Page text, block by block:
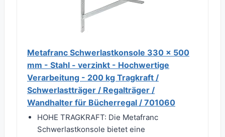
Metafranc Schwerlastkonsole 330 x 500
mm - Stahl - verzinkt - Hochwertige
Verarbeitung - 200 kg Tragkraft /
Schwerlastträger / Regalträger /
Wandhalter für Bücherregal / 701060
HOHE TRAGKRAFT: Die Metafranc
Schwerlastkonsole bietet eine